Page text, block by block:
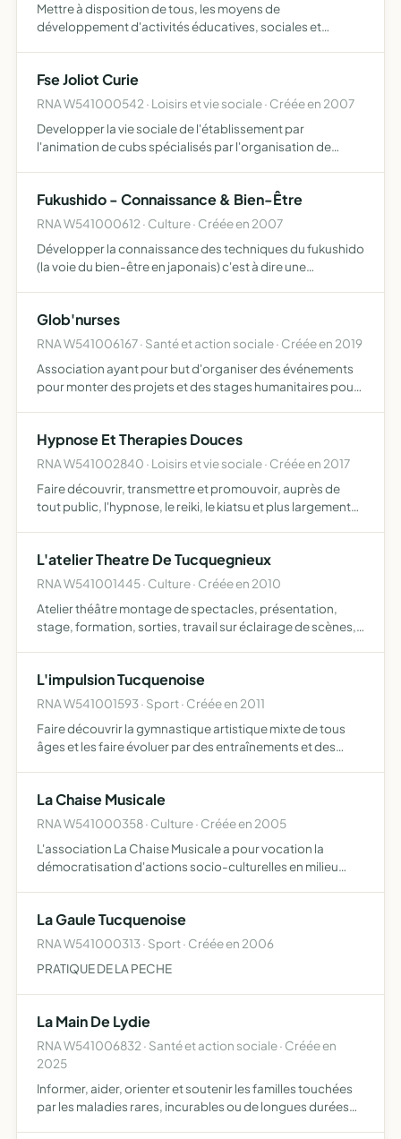
Mettre à disposition de tous, les moyens de
développement d'activités éducatives, sociales et
civique de ses membres …
Fse Joliot Curie
RNA W541000542 · Loisirs et vie sociale · Créée en 2007
Developper la vie sociale de l'établissement par
l'animation de cubs spécialisés par l'organisation de
…
Fukushido - Connaissance & Bien-Être
RNA W541000612 · Culture · Créée en 2007
Développer la connaissance des techniques du fukushido
(la voie du bien-être en japonais) c'est à dire une
travai…
Glob'nurses
RNA W541006167 · Santé et action sociale · Créée en 2019
Association ayant pour but d'organiser des événements
pour monter des projets et des stages humanitaires pour
Hypnose Et Therapies Douces
RNA W541002840 · Loisirs et vie sociale · Créée en 2017
Faire découvrir, transmettre et promouvoir, auprès de
tout public, l'hypnose, le reiki, le kiatsu et plus largement
L'atelier Theatre De Tucquegnieux
RNA W541001445 · Culture · Créée en 2010
Atelier théâtre montage de spectacles, présentation,
stage, formation, sorties, travail sur éclairage de scènes,
L'impulsion Tucquenoise
RNA W541001593 · Sport · Créée en 2011
Faire découvrir la gymnastique artistique mixte de tous
âges et les faire évoluer par des entraînements et des
La Chaise Musicale
RNA W541000358 · Culture · Créée en 2005
L'association La Chaise Musicale a pour vocation la
démocratisation d'actions socio-culturelles en milieu
La Gaule Tucquenoise
RNA W541000313 · Sport · Créée en 2006
PRATIQUE DE LA PECHE
La Main De Lydie
RNA W541006832 · Santé et action sociale · Créée en
2025
Informer, aider, orienter et soutenir les familles touchées
par les maladies rares, incurables ou de longues durées